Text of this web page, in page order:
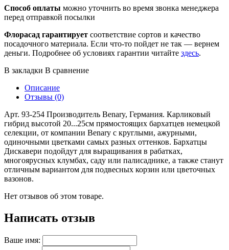
Способ оплаты можно уточнить во время звонка менеджера
перед отправкой посылки
Флорасад гарантирует соответствие сортов и качество
посадочного материала. Если что-то пойдет не так — вернем
деньги. Подробнее об условиях гарантии читайте здесь.
В закладки В сравнение
Описание
Отзывы (0)
Арт. 93-254 Производитель Benary, Германия. Карликовый
гибрид высотой 20...25см прямостоящих бархатцев немецкой
селекции, от компании Benary с круглыми, ажурными,
одиночными цветками самых разных оттенков. Бархатцы
Дискавери подойдут для выращивания в рабатках,
многоярусных клумбах, саду или палисаднике, а также станут
отличным вариантом для подвесных корзин или цветочных
вазонов.
Нет отзывов об этом товаре.
Написать отзыв
Ваше имя: